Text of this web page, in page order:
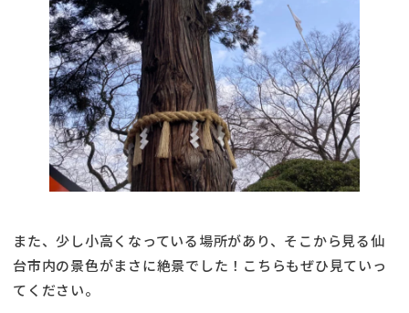
また、少し小高くなっている場所があり、そこから見る仙
台市内の景色がまさに絶景でした！こちらもぜひ見ていっ
てください。